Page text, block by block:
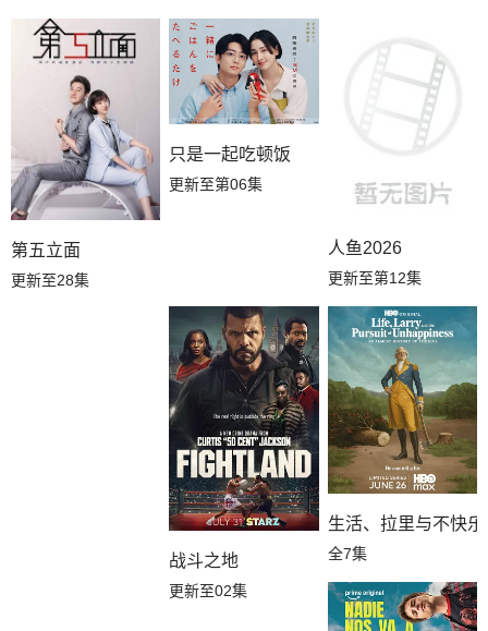
第五立面
更新至28集
只是一起吃顿饭
更新至第06集
人鱼2026
更新至第12集
战斗之地
更新至02集
生活、拉里与不快
全7集